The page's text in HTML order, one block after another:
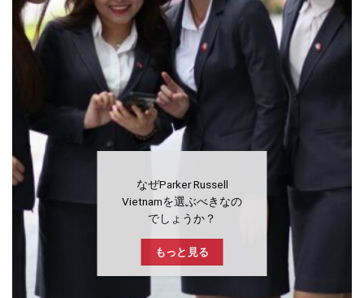
なぜParker Russell
Vietnamを選ぶべきなの
でしょうか？
もっと見る